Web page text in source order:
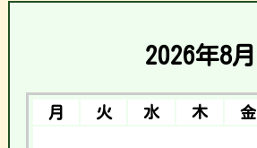
2026年8月
月 火 水 木 金